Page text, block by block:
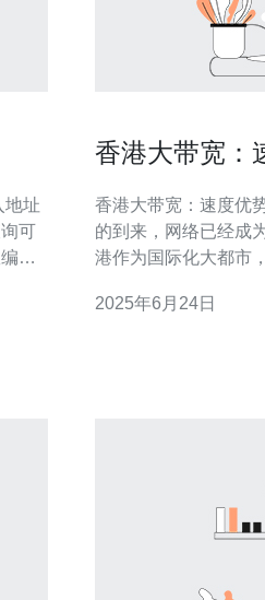
可
外
香港大带宽：
香港大带宽：速度优势让您畅
的到来，网络已经成
港作为国际化大都市
络体验。 香港的大带宽让用户可以更快地下载、上传和浏
2025年6月24日